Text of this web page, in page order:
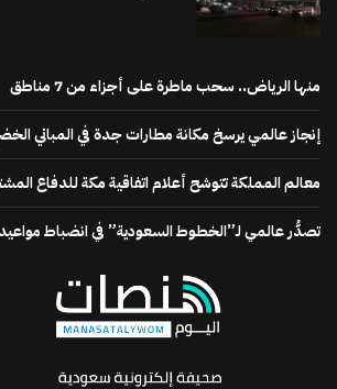
منها الرياض.. سحب ماطرة على أجزاء من 7 مناطق
إنجاز عالمي يرسخ مكانة مطارات جدة في المباني
معالم المملكة تتوشح أعلام اتفاقية مكة للدفاع
تصدُّر عالمي لـ”الخطوط السعودية” في انضباط